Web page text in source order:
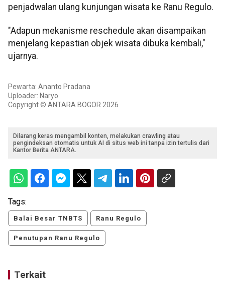
penjadwalan ulang kunjungan wisata ke Ranu Regulo.
"Adapun mekanisme reschedule akan disampaikan
menjelang kepastian objek wisata dibuka kembali,"
ujarnya.
Pewarta: Ananto Pradana
Uploader: Naryo
Copyright © ANTARA BOGOR 2026
Dilarang keras mengambil konten, melakukan crawling atau
pengindeksan otomatis untuk AI di situs web ini tanpa izin tertulis dari
Kantor Berita ANTARA.
Tags:
Balai Besar TNBTS Ranu Regulo
Penutupan Ranu Regulo
Terkait